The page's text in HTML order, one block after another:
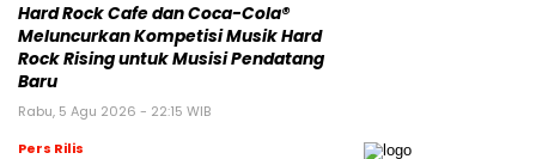
Hard Rock Cafe dan Coca-Cola®
Meluncurkan Kompetisi Musik Hard
Rock Rising untuk Musisi Pendatang
Baru
Rabu, 5 Agu 2026 - 22:15 WIB
Pers Rilis